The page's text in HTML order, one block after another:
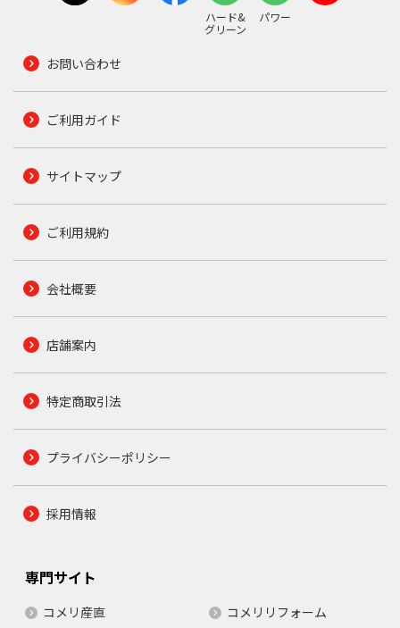
ハード&
グリーン
パワー
お問い合わせ
ご利用ガイド
サイトマップ
ご利用規約
会社概要
店舗案内
特定商取引法
プライバシーポリシー
採用情報
専門サイト
コメリ産直 コメリリフォーム